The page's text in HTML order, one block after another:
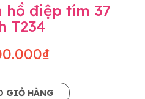
hồ điệp tím 37
T234
GIỎ HÀNG